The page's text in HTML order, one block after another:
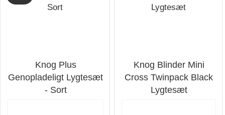
Knog Plus
Genopladeligt Lygtesæt
- Sort
Knog Blinder Mini
Cross Twinpack Black
Lygtesæt